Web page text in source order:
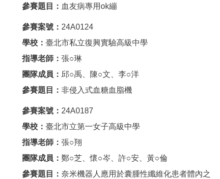
參賽題目： 血友病專用ok繃
參賽案號： 24A0124
學校： 臺北市私立復興實驗高級中學
指導老師： 張○琳
團隊成員： 邱○禹、陳○文、李○洋
參賽題目： 非侵入式血糖血脂機
參賽案號： 24A0187
學校： 臺北市立第一女子高級中學
指導老師： 張○翔
團隊成員： 鄭○芝、懷○岑、許○安、黃○倫
參賽題目： 奈米機器人應用於囊腫性纖維化患者體內之